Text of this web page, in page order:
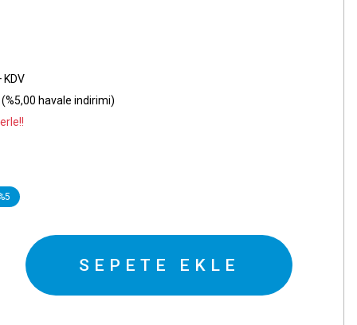
KDV
havale indirimi)
SEPETE EKLE